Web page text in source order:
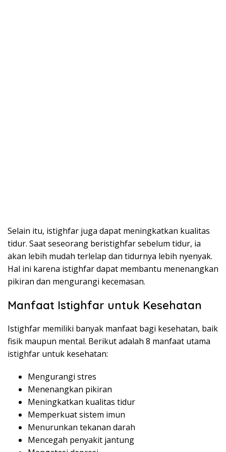
Selain itu, istighfar juga dapat meningkatkan kualitas
tidur. Saat seseorang beristighfar sebelum tidur, ia
akan lebih mudah terlelap dan tidurnya lebih nyenyak.
Hal ini karena istighfar dapat membantu menenangkan
pikiran dan mengurangi kecemasan.
Manfaat Istighfar untuk Kesehatan
Istighfar memiliki banyak manfaat bagi kesehatan, baik
fisik maupun mental. Berikut adalah 8 manfaat utama
istighfar untuk kesehatan:
Mengurangi stres
Menenangkan pikiran
Meningkatkan kualitas tidur
Memperkuat sistem imun
Menurunkan tekanan darah
Mencegah penyakit jantung